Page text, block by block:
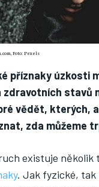
jako vaše
informace a
poznatky o
praktiky, techniky jógy a
Foto: Pexels
příznaky úzkosti
zdravotních stavů
vědět, kterých,
zda můžeme
existuje několik
. Jak fyzické, tak